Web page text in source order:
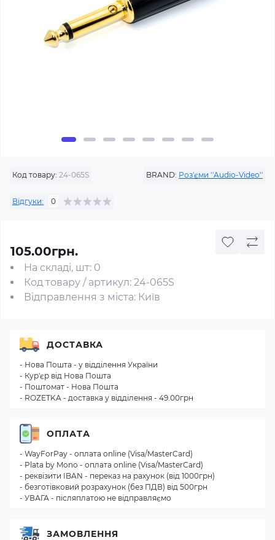
Код товару: 24-065S BRAND: Роз'єми ''Audio-Video''
Відгуки: 0
105.00грн.
На складі, шт: 0
Код товару / артикул: 24-065S
Відправлення з міста: Київ
ДОСТАВКА
- Нова Пошта - у відділення України
- Кур'єр від Нова Пошта
- Поштомат - Нова Пошта
- ROZETKA - доставка у відділення - 49.00грн
ОПЛАТА
- WayForPay - оплата online (Visa/MasterCard)
- Plata by Mono - оплата online (Visa/MasterCard)
- реквізити IBAN - переказ на рахунок (від 1000грн)
- безготівковий розрахунок (без ПДВ) від 500грн
- УВАГА - післяплатою не відправляємо
ЗАМОВЛЕННЯ